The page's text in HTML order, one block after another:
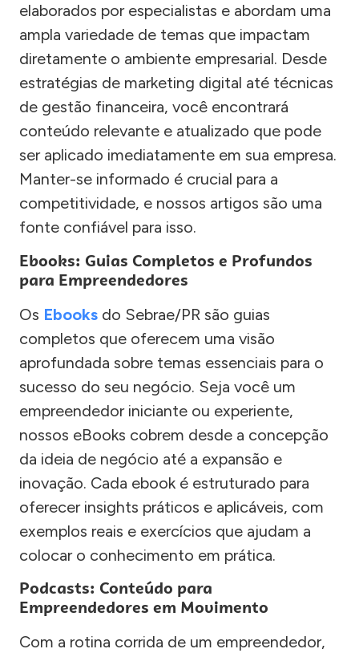
elaborados por especialistas e abordam uma
ampla variedade de temas que impactam
diretamente o ambiente empresarial. Desde
estratégias de marketing digital até técnicas
de gestão financeira, você encontrará
conteúdo relevante e atualizado que pode
ser aplicado imediatamente em sua empresa.
Manter-se informado é crucial para a
competitividade, e nossos artigos são uma
fonte confiável para isso.
Ebooks: Guias Completos e Profundos
para Empreendedores
Os Ebooks do Sebrae/PR são guias
completos que oferecem uma visão
aprofundada sobre temas essenciais para o
sucesso do seu negócio. Seja você um
empreendedor iniciante ou experiente,
nossos eBooks cobrem desde a concepção
da ideia de negócio até a expansão e
inovação. Cada ebook é estruturado para
oferecer insights práticos e aplicáveis, com
exemplos reais e exercícios que ajudam a
colocar o conhecimento em prática.
Podcasts: Conteúdo para
Empreendedores em Movimento
Com a rotina corrida de um empreendedor,